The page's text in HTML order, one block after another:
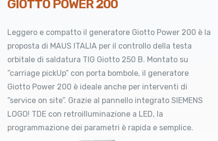
GIOTTO POWER 200
Leggero e compatto il generatore Giotto Power 200 è la
proposta di MAUS ITALIA per il controllo della testa
orbitale di saldatura TIG Giotto 250 B. Montato su
”carriage pickUp” con porta bombole, il generatore
Giotto Power 200 è ideale anche per interventi di
”service on site”. Grazie al pannello integrato SIEMENS
LOGO! TDE con retroilluminazione a LED, la
programmazione dei parametri è rapida e semplice.